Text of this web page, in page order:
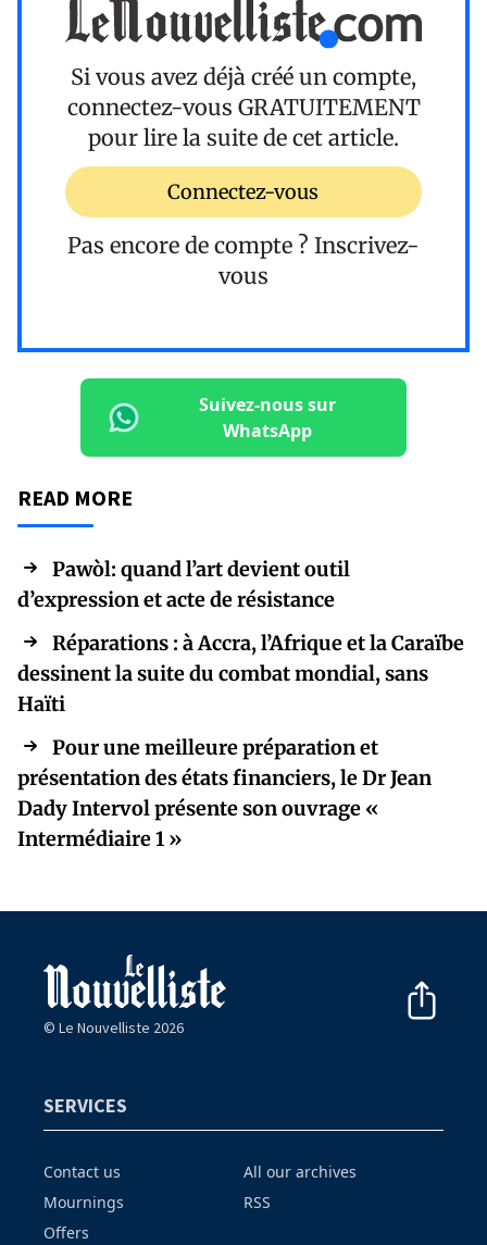
Si vous avez déjà créé un compte,
connectez-vous GRATUITEMENT
pour lire la suite de cet article.
Connectez-vous
Pas encore de compte ? Inscrivez-
vous
Suivez-nous sur
WhatsApp
READ MORE
Pawòl: quand l’art devient outil
d’expression et acte de résistance
Réparations : à Accra, l’Afrique et la Caraïbe
dessinent la suite du combat mondial, sans
Haïti
Pour une meilleure préparation et
présentation des états financiers, le Dr Jean
Dady Intervol présente son ouvrage «
Intermédiaire 1 »
© Le Nouvelliste 2026
SERVICES
Contact us
Mournings
Offers
All our archives
RSS